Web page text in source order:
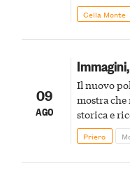
Cella Monte
09
AGO
Il nuovo
mostra
storica e
Priero